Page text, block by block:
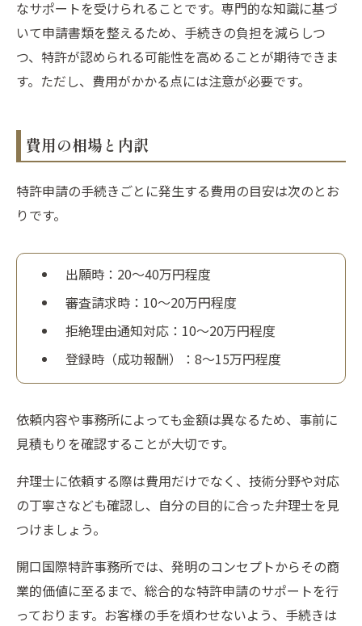
なサポートを受けられることです。専門的な知識に基づ
いて申請書類を整えるため、手続きの負担を減らしつ
つ、特許が認められる可能性を高めることが期待できま
す。ただし、費用がかかる点には注意が必要です。
費用の相場と内訳
特許申請の手続きごとに発生する費用の目安は次のとお
りです。
出願時：20～40万円程度
審査請求時：10～20万円程度
拒絶理由通知対応：10～20万円程度
登録時（成功報酬）：8～15万円程度
依頼内容や事務所によっても金額は異なるため、事前に
見積もりを確認することが大切です。
弁理士に依頼する際は費用だけでなく、技術分野や対応
の丁寧さなども確認し、自分の目的に合った弁理士を見
つけましょう。
開口国際特許事務所では、発明のコンセプトからその商
業的価値に至るまで、総合的な特許申請のサポートを行
っております。お客様の手を煩わせないよう、手続きは